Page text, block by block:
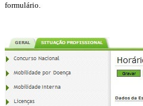
formulário.